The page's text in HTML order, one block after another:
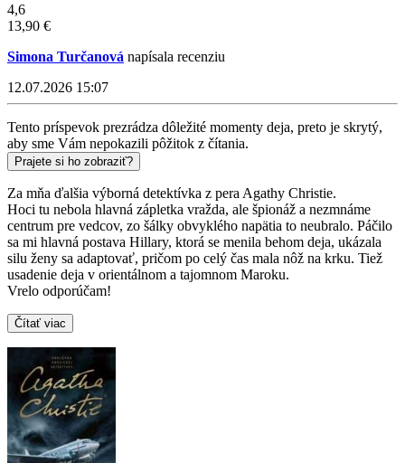
4,6
13,90 €
Simona Turčanová napísala recenziu
12.07.2026 15:07
Tento príspevok prezrádza dôležité momenty deja, preto je skrytý,
aby sme Vám nepokazili pôžitok z čítania.
Prajete si ho zobraziť?
Za mňa ďalšia výborná detektívka z pera Agathy Christie.
Hoci tu nebola hlavná zápletka vražda, ale špionáž a nezmnáme
centrum pre vedcov, zo šálky obvyklého napätia to neubralo. Páčilo
sa mi hlavná postava Hillary, ktorá se menila behom deja, ukázala
silu ženy sa adaptovať, pričom po celý čas mala nôž na krku. Tiež
usadenie deja v orientálnom a tajomnom Maroku.
Vrelo odporúčam!
Čítať viac